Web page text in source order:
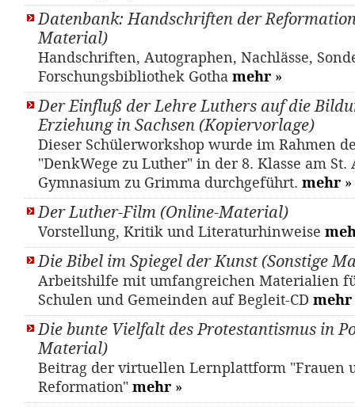
Datenbank: Handschriften der
Material)
Handschriften, Autographen, Nachlässe,
Forschungsbibliothek Gotha mehr »
Der Einfluß der Lehre Luthers auf die
Erziehung in Sachsen (Kopiervorlage)
Dieser Schülerworkshop wurde im Rahmen
"DenkWege zu Luther" in der 8. Klasse am St.
Gymnasium zu Grimma durchgeführt. mehr »
Der Luther-Film (Online-Material)
Vorstellung, Kritik und Literaturhinweise
Die Bibel im Spiegel der Kunst (Sonstige
Arbeitshilfe mit umfangreichen Materialien
Schulen und Gemeinden auf Begleit-CD mehr
Die bunte Vielfalt des Protestantismus in
Material)
Beitrag der virtuellen Lernplattform "Frauen
Reformation" mehr »